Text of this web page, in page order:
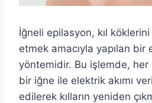
İğneli epilasyon, kıl köklerini
etmek amacıyla yapılan bir
yöntemidir. Bu işlemde, her
bir iğne ile elektrik akımı
edilerek kılların yeniden